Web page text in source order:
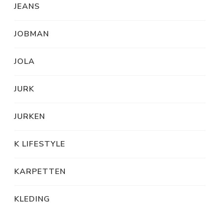
JEANS
JOBMAN
JOLA
JURK
JURKEN
K LIFESTYLE
KARPETTEN
KLEDING